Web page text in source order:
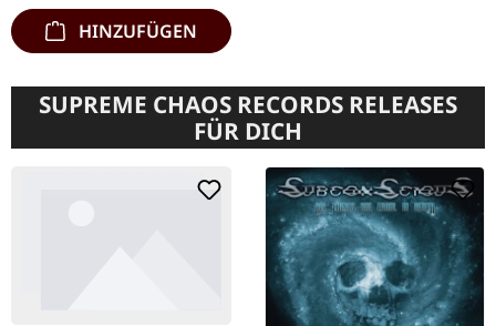
HINZUFÜGEN
SUPREME CHAOS RECORDS RELEASES
FÜR DICH